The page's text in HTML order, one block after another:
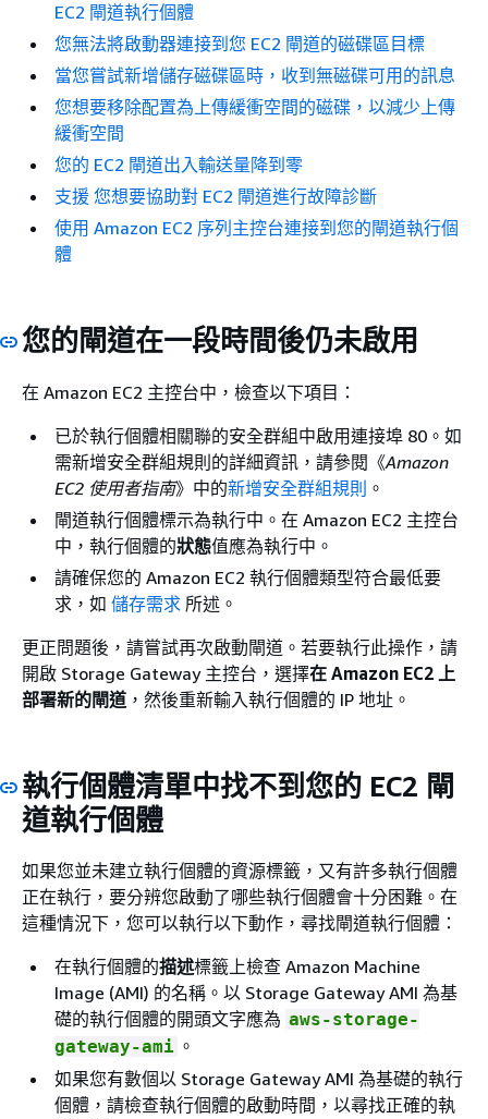
EC2 閘道執行個體
您無法將啟動器連接到您 EC2 閘道的磁碟區目標
當您嘗試新增儲存磁碟區時，收到無磁碟可用的訊息
您想要移除配置為上傳緩衝空間的磁碟，以減少上傳
緩衝空間
您的 EC2 閘道出入輸送量降到零
支援 您想要協助對 EC2 閘道進行故障診斷
使用 Amazon EC2 序列主控台連接到您的閘道執行個
體
您的閘道在一段時間後仍未啟用
在 Amazon EC2 主控台中，檢查以下項目：
已於執行個體相關聯的安全群組中啟用連接埠 80。如
需新增安全群組規則的詳細資訊，請參閱《Amazon
EC2 使用者指南》中的新增安全群組規則 。
閘道執行個體標示為執行中。在 Amazon EC2 主控台
中，執行個體的狀態值應為執行中。
請確保您的 Amazon EC2 執行個體類型符合最低要
求，如 儲存需求 所述。
更正問題後，請嘗試再次啟動閘道。若要執行此操作，請
開啟 Storage Gateway 主控台，選擇在 Amazon EC2 上
部署新的閘道 ，然後重新輸入執行個體的 IP 地址。
執行個體清單中找不到您的 EC2 閘
道執行個體
如果您並未建立執行個體的資源標籤，又有許多執行個體
正在執行，要分辨您啟動了哪些執行個體會十分困難。在
這種情況下，您可以執行以下動作，尋找閘道執行個體：
在執行個體的描述標籤上檢查 Amazon Machine
Image (AMI) 的名稱。以 Storage Gateway AMI 為基
礎的執行個體的開頭文字應為 aws-storage-
gateway-ami 。
如果您有數個以 Storage Gateway AMI 為基礎的執行
個體，請檢查執行個體的啟動時間，以尋找正確的執